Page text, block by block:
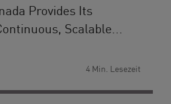
Provides Its
Scalable...
4 Min. Lesezeit